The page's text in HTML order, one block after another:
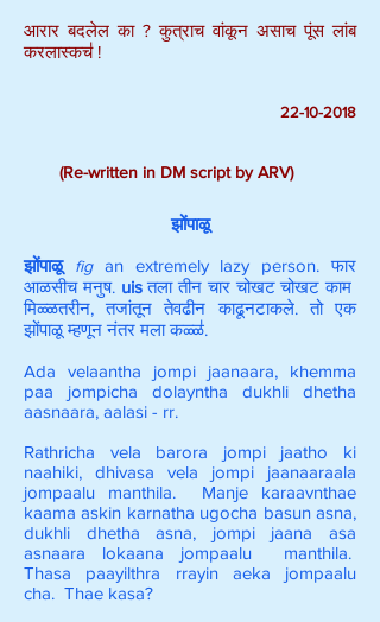
आरार बदलेल का ? कुत्राच वांकून असाच पूंस लांब
करलास्कच॑ !
22-10-2018
(Re-written in DM script by ARV)
झोंपाळू
झोंपाळू figan extremely lazy person. फार
आळसीच मनुष. uisतला तीन चार चोखट चोखट काम
मिळ्ळतरीन, तजांतून तेवढीन काढूनटाकले. तो एक
झोंपाळू म्हणून नंतर मला कळ्ळ॑.
Ada velaantha jompi jaanaara, khemma
paa jompicha dolayntha dukhli dhetha
aasnaara, aalasi - rr.
Rathricha vela barora jompi jaatho ki
naahiki, dhivasa vela jompi jaanaaraala
jompaalu manthila. Manje karaavnthae
kaama askin karnatha ugocha basun asna,
dukhli dhetha asna, jompi jaana asa
asnaara lokaana jompaalu manthila.
Thasa paayilthra rrayin aeka jompaalu
cha. Thae kasa?